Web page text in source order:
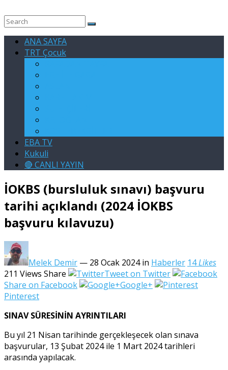
ANA SAYFA
TRT Çocuk
EBA TV
Kukuli
🔴 CANLI YAYIN
İOKBS (bursluluk sınavı) başvuru
tarihi açıklandı (2024 İOKBS
başvuru kılavuzu)
Melek Demir — 28 Ocak 2024 in Haberler 14Likes
211 Views Share
Tweet on Twitter
Share on Facebook
Google+
Pinterest
SINAV SÜRESİNİN AYRINTILARI
Bu yıl 21 Nisan tarihinde gerçekleşecek olan sınava
başvurular, 13 Şubat 2024 ile 1 Mart 2024 tarihleri
arasında yapılacak.